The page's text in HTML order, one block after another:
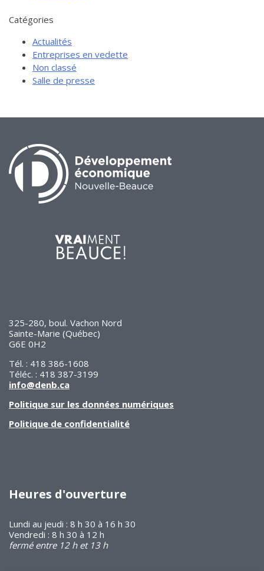
Catégories
Actualités
Entreprises en vedette
Non classé
Salle de presse
325-280, boul. Vachon Nord
Sainte-Marie (Québec)
G6E 0H2
Tél. : 418 386-1608
Téléc. : 418 387-3199
info@denb.ca
Politique sur les données numériques
Politique de confidentialité
Heures d'ouverture
Lundi au jeudi : 8 h 30 à 16 h 30
Vendredi : 8 h 30 à 12 h
fermé entre 12 h et 13 h